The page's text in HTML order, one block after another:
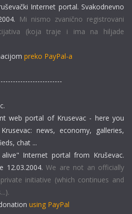
Internet portal. Svakodnevno
Mi nismo zvanično registrovani
(koja traje i ima na hiljade
preko PayPal-a
web portal of Krusevac - here you
news, economy, galleries,
chat ...
Internet portal from Kruševac.
12.03.2004. We are not an officially
initiative (which continues and
using PayPal